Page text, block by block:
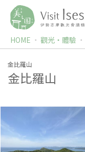
HOME 觀光‧體驗
金比羅山
金比羅山